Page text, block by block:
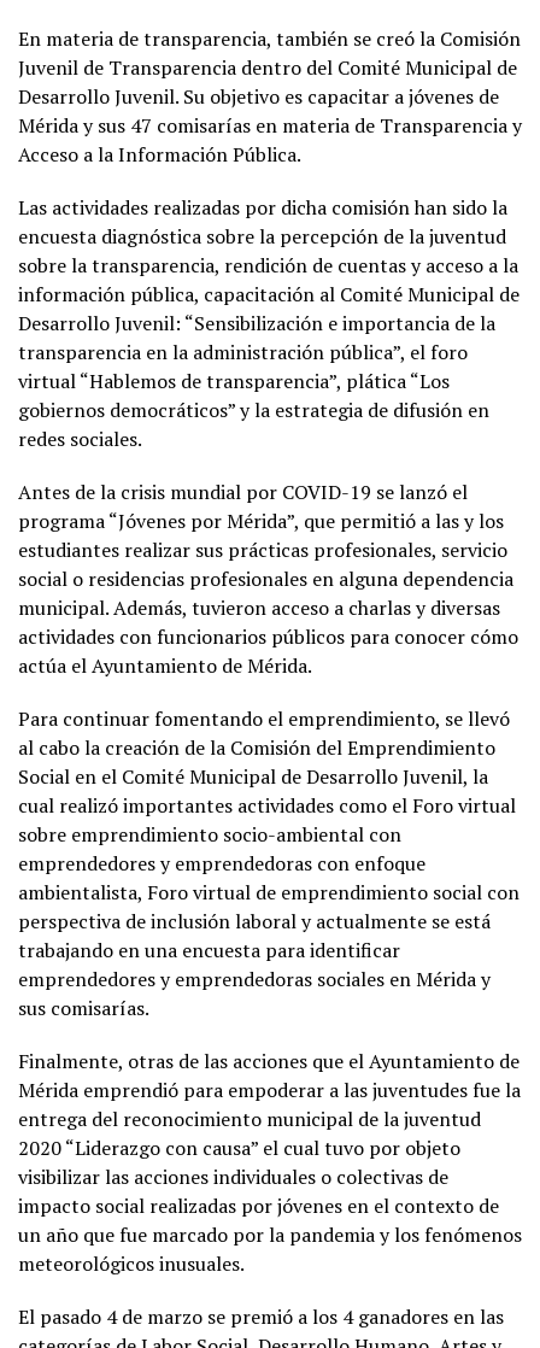
En materia de transparencia, también se creó la Comisión
Juvenil de Transparencia dentro del Comité Municipal de
Desarrollo Juvenil. Su objetivo es capacitar a jóvenes de
Mérida y sus 47 comisarías en materia de Transparencia y
Acceso a la Información Pública.
Las actividades realizadas por dicha comisión han sido la
encuesta diagnóstica sobre la percepción de la juventud
sobre la transparencia, rendición de cuentas y acceso a la
información pública, capacitación al Comité Municipal de
Desarrollo Juvenil: “Sensibilización e importancia de la
transparencia en la administración pública”, el foro
virtual “Hablemos de transparencia”, plática “Los
gobiernos democráticos” y la estrategia de difusión en
redes sociales.
Antes de la crisis mundial por COVID-19 se lanzó el
programa “Jóvenes por Mérida”, que permitió a las y los
estudiantes realizar sus prácticas profesionales, servicio
social o residencias profesionales en alguna dependencia
municipal. Además, tuvieron acceso a charlas y diversas
actividades con funcionarios públicos para conocer cómo
actúa el Ayuntamiento de Mérida.
Para continuar fomentando el emprendimiento, se llevó
al cabo la creación de la Comisión del Emprendimiento
Social en el Comité Municipal de Desarrollo Juvenil, la
cual realizó importantes actividades como el Foro virtual
sobre emprendimiento socio-ambiental con
emprendedores y emprendedoras con enfoque
ambientalista, Foro virtual de emprendimiento social con
perspectiva de inclusión laboral y actualmente se está
trabajando en una encuesta para identificar
emprendedores y emprendedoras sociales en Mérida y
sus comisarías.
Finalmente, otras de las acciones que el Ayuntamiento de
Mérida emprendió para empoderar a las juventudes fue la
entrega del reconocimiento municipal de la juventud
2020 “Liderazgo con causa” el cual tuvo por objeto
visibilizar las acciones individuales o colectivas de
impacto social realizadas por jóvenes en el contexto de
un año que fue marcado por la pandemia y los fenómenos
meteorológicos inusuales.
El pasado 4 de marzo se premió a los 4 ganadores en las